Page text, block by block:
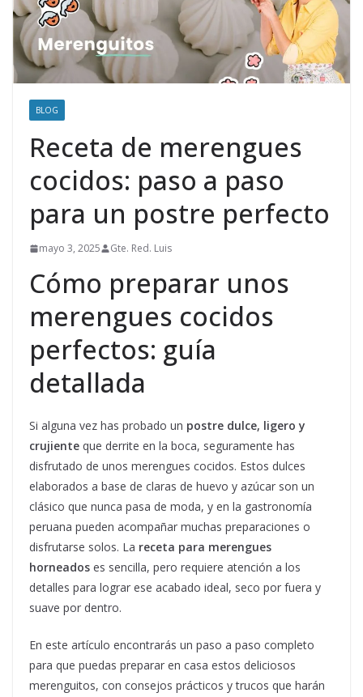
BLOG
Receta de merengues
cocidos: paso a paso
para un postre perfecto
mayo 3, 2025 Gte. Red. Luis
Cómo preparar unos
merengues cocidos
perfectos: guía
detallada
Si alguna vez has probado un postre dulce, ligero y
crujiente que derrite en la boca, seguramente has
disfrutado de unos merengues cocidos. Estos dulces
elaborados a base de claras de huevo y azúcar son un
clásico que nunca pasa de moda, y en la gastronomía
peruana pueden acompañar muchas preparaciones o
disfrutarse solos. La receta para merengues
horneados es sencilla, pero requiere atención a los
detalles para lograr ese acabado ideal, seco por fuera y
suave por dentro.
En este artículo encontrarás un paso a paso completo
para que puedas preparar en casa estos deliciosos
merenguitos, con consejos prácticos y trucos que harán